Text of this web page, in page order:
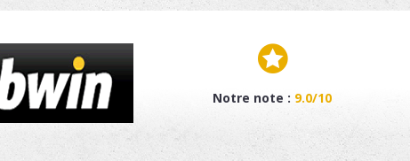
Notre note : 9.0/10